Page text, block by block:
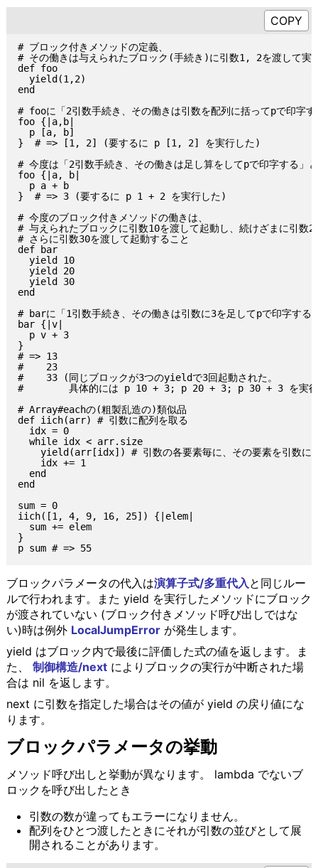
# ブロック付きメソッドの定義、
# その働きは与えられたブロック(手続き)に引数1, 2を渡して実
def foo
  yield(1,2)
end
# fooに「2引数手続き、その働きは引数を配列に括ってpで印字
foo {|a,b|
  p [a, b]
}  # => [1, 2] (要するに p [1, 2] を実行した)
# 今度は「2引数手続き、その働きは足し算をしてpで印字する」
foo {|a, b|
  p a + b
}  # => 3 (要するに p 1 + 2 を実行した)
# 今度のブロック付きメソッドの働きは、
# 与えられたブロックに引数10を渡して起動し、続けざまに引数
# さらに引数30を渡して起動すること
def bar
  yield 10
  yield 20
  yield 30
end
# barに「1引数手続き、その働きは引数に3を足してpで印字する
bar {|v|
  p v + 3
}
# => 13
#    23
#    33 (同じブロックが3つのyieldで3回起動された。
#        具体的には p 10 + 3; p 20 + 3; p 30 + 3 を実行
# Array#eachの(粗製乱造の)類似品
def iich(arr) # 引数に配列を取る
  idx = 0
  while idx < arr.size
yield(arr[idx]) # 引数の各要素毎に、その要素を引数に
    idx += 1
  end
end
sum = 0
iich([1, 4, 9, 16, 25]) {|elem|
  sum += elem
}
p sum # => 55
ブロックパラメータの代入は演算子式/多重代入 と同じルー
ルで行われます。また yield を実行したメソッドにブロック
が渡されていない (ブロック付きメソッド呼び出しではな
い)時は例外 LocalJumpErrorが発生します。
yield はブロック内で最後に評価した式の値を返します。ま
た、 制御構造/nextによりブロックの実行が中断された場
合は nil を返します。
next に引数を指定した場合はその値が yield の戻り値にな
ります。
ブロックパラメータの挙動
メソッド呼び出しと挙動が異なります。 lambda でないブ
ロックを呼び出したとき
引数の数が違ってもエラーになりません。
配列をひとつ渡したときにそれが引数の並びとして展
開されることがあります。